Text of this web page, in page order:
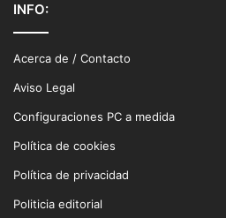
INFO:
Acerca de / Contacto
Aviso Legal
Configuraciones PC a medida
Política de cookies
Política de privacidad
Politicia editorial